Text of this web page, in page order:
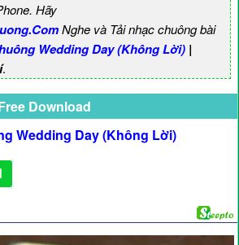
Hãy
Nghe và Tải nhạc chuông bài
Wedding Day (Không Lời) |
.
Download
Wedding Day (Không Lời)